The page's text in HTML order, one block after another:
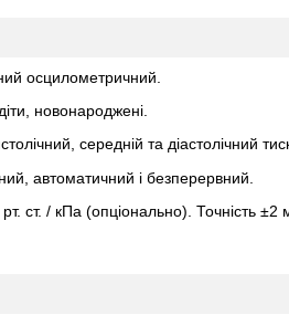
осцилометричний.
новонароджені.
середній та діастолічний
автоматичний і безперервний.
ст. / кПа (опціонально). Точність ±2